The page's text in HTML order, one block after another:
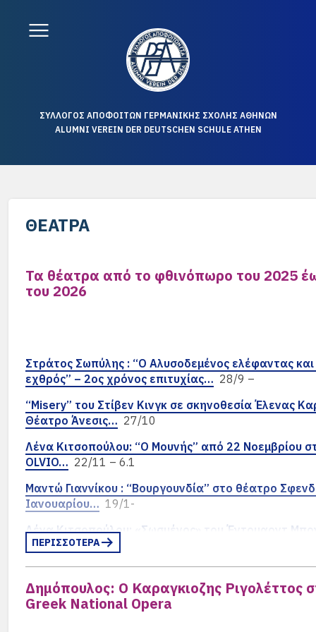
ΣΥΛΛΟΓΟΣ ΑΠΟΦΟΙΤΩΝ ΓΕΡΜΑΝΙΚΗΣ ΣΧΟΛΗΣ ΑΘΗΝΩΝ
ALUMNI VEREIN DER DEUTSCHEN SCHULE ATHEN
ΘΈΑΤΡΑ
Τα θέατρα από το φθινόπωρο του 2025
του 2026
Στράτος Σωπύλης : “Ο Αλυσοδεμένος ελέφαντας
εχθρός” – 2ος χρόνος επιτυχίας… 28/9 –
“Misery” του Στίβεν Κινγκ σε σκηνοθεσία Έλενας
Θέατρο Άνεσις… 27/10
Λένα Κιτσοπούλου: “Ο Μουνής” από 22 Νοεμβρίου
OLVIO… 22/11 – 6.1
Μαντώ Γιαννίκου : “Βουργουνδία” στο θέατρο
Ιανουαρίου… 19/1-
Λένα Κιτσοπούλου: «Σωσμένος» του Έντουαρντ
Σωτήρης Τσόγκας : ” Οι εραστές της Βιόρν” στο
Werner Hermann: “Ένας Ήρωας με Παντούφλες“…
Βίκυ Βολιώτη – Γιώργος Δεπάστας: “Kontakthof”
ΠΕΡΙΣΣΟΤΕΡΑ
Δημόπουλος: Ο Καραγκιοζης Ριγολέττος
Greek National Opera